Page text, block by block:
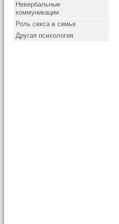
Невербальные
коммуникации
Роль секса в семье
Другая психология